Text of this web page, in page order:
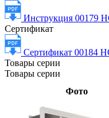
Инструкция 00179
Сертификат
Сертификат 00184
Товары серии
Товары серии
Фото